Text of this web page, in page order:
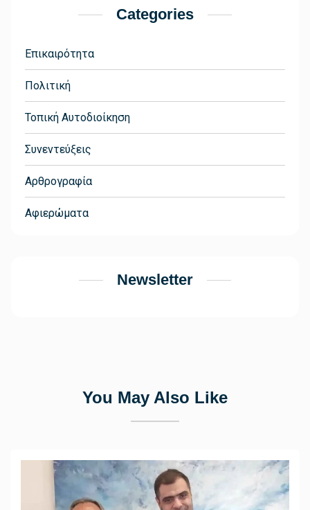
Categories
Επικαιρότητα
Πολιτική
Τοπική Αυτοδιοίκηση
Συνεντεύξεις
Αρθρογραφία
Αφιερώματα
Newsletter
You May Also Like